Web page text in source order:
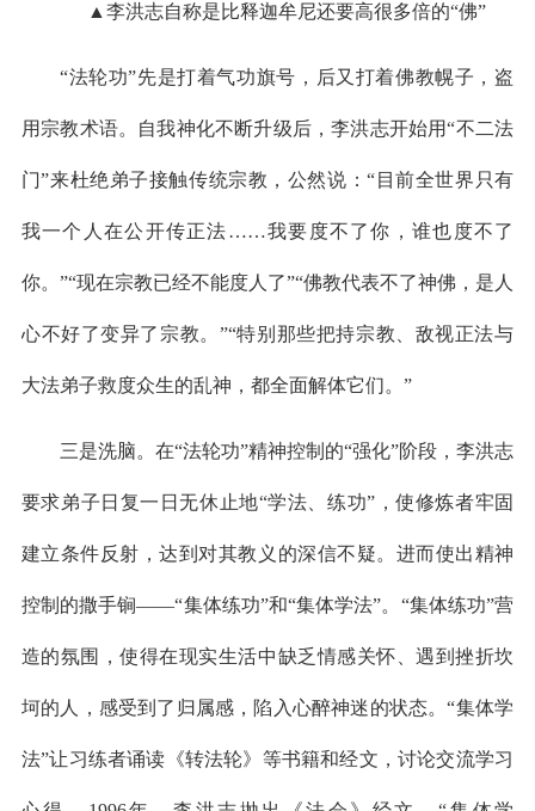
▲李洪志自称是比释迦牟尼还要高很多倍的“佛”
“法轮功”先是打着气功旗号，后又打着佛教幌子，盗
用宗教术语。自我神化不断升级后，李洪志开始用“不二法
门”来杜绝弟子接触传统宗教，公然说：“目前全世界只有
我一个人在公开传正法……我要度不了你，谁也度不了
你。”“现在宗教已经不能度人了”“佛教代表不了神佛，是人
心不好了变异了宗教。”“特别那些把持宗教、敌视正法与
大法弟子救度众生的乱神，都全面解体它们。”
三是洗脑。在“法轮功”精神控制的“强化”阶段，李洪志
要求弟子日复一日无休止地“学法、练功”，使修炼者牢固
建立条件反射，达到对其教义的深信不疑。进而使出精神
控制的撒手锏——“集体练功”和“集体学法”。“集体练功”营
造的氛围，使得在现实生活中缺乏情感关怀、遇到挫折坎
坷的人，感受到了归属感，陷入心醉神迷的状态。“集体学
法”让习练者诵读《转法轮》等书籍和经文，讨论交流学习